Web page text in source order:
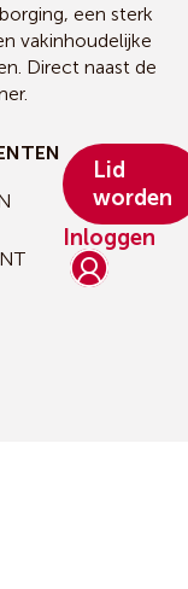
een sterk
vakinhoudelijke
Direct naast de
Inloggen
Lid
worden